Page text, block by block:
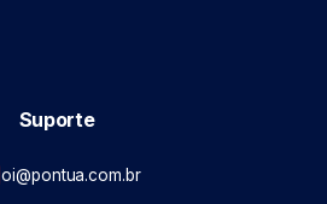
Suporte
oi@pontua.com.br